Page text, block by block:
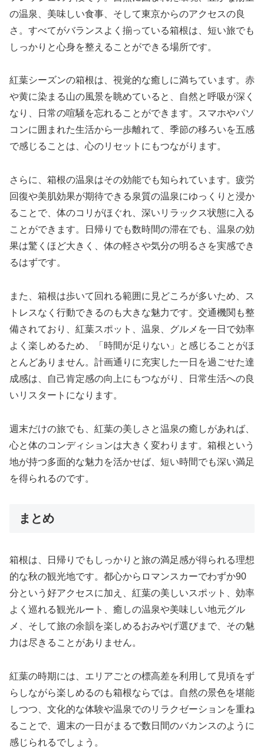
の温泉、美味しい食事、そして東京からのアクセスの良
さ。すべてがバランスよく揃っている箱根は、短い旅でも
しっかりと心身を整えることができる場所です。
紅葉シーズンの箱根は、視覚的な癒しに満ちています。赤
や黄に染まる山の風景を眺めていると、自然と呼吸が深く
なり、日常の喧騒を忘れることができます。スマホやパソ
コンに囲まれた生活から一歩離れて、季節の移ろいを五感
で感じることは、心のリセットにもつながります。
さらに、箱根の温泉はその効能でも知られています。疲労
回復や美肌効果が期待できる泉質の温泉にゆっくりと浸か
ることで、体のコリがほぐれ、深いリラックス状態に入る
ことができます。日帰りでも数時間の滞在でも、温泉の効
果は驚くほど大きく、体の軽さや気分の明るさを実感でき
るはずです。
また、箱根は歩いて回れる範囲に見どころが多いため、ス
トレスなく行動できるのも大きな魅力です。交通機関も整
備されており、紅葉スポット、温泉、グルメを一日で効率
よく楽しめるため、「時間が足りない」と感じることがほ
とんどありません。計画通りに充実した一日を過ごせた達
成感は、自己肯定感の向上にもつながり、日常生活への良
いリスタートになります。
週末だけの旅でも、紅葉の美しさと温泉の癒しがあれば、
心と体のコンディションは大きく変わります。箱根という
地が持つ多面的な魅力を活かせば、短い時間でも深い満足
を得られるのです。
まとめ
箱根は、日帰りでもしっかりと旅の満足感が得られる理想
的な秋の観光地です。都心からロマンスカーでわずか90
分という好アクセスに加え、紅葉の美しいスポット、効率
よく巡れる観光ルート、癒しの温泉や美味しい地元グル
メ、そして旅の余韻を楽しめるおみやげ選びまで、その魅
力は尽きることがありません。
紅葉の時期には、エリアごとの標高差を利用して見頃をず
らしながら楽しめるのも箱根ならでは。自然の景色を堪能
しつつ、文化的な体験や温泉でのリラクゼーションを重ね
ることで、週末の一日がまるで数日間のバカンスのように
感じられるでしょう。